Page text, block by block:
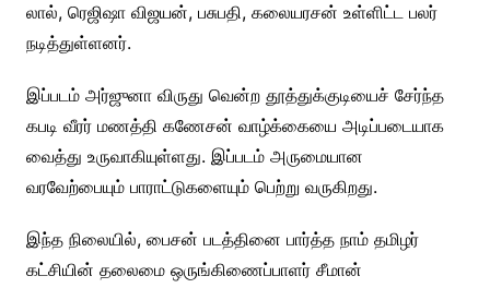
லால், ரெஜிஷா விஜயன், பசுபதி, கலையரசன் உள்ளிட்ட பலர்
நடித்துள்ளனர்.
இப்படம் அர்ஜுனா விருது வென்ற தூத்துக்குடியைச் சேர்ந்த
கபடி வீரர் மணத்தி கணேசன் வாழ்க்கையை அடிப்படையாக
வைத்து உருவாகியுள்ளது. இப்படம் அருமையான
வரவேற்பையும் பாராட்டுகளையும் பெற்று வருகிறது.
இந்த நிலையில், பைசன் படத்தினை பார்த்த நாம் தமிழர்
கட்சியின் தலைமை ஒருங்கிணைப்பாளர் சீமான்